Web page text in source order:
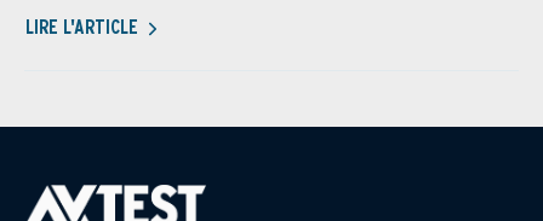
LIRE L'ARTICLE